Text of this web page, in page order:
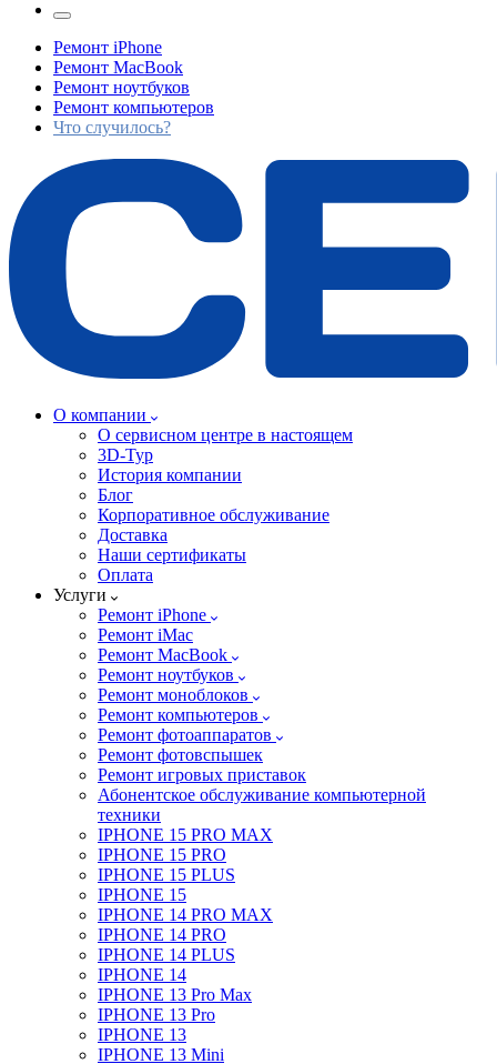
Ремонт iPhone
Ремонт MacBook
Ремонт ноутбуков
Ремонт компьютеров
Что случилось?
О компании
О сервисном центре в настоящем
3D-Тур
История компании
Блог
Корпоративное обслуживание
Доставка
Наши сертификаты
Оплата
Услуги
Ремонт iPhone
Ремонт iMac
Ремонт MacBook
Ремонт ноутбуков
Ремонт моноблоков
Ремонт компьютеров
Ремонт фотоаппаратов
Ремонт фотовспышек
Ремонт игровых приставок
Абонентское обслуживание компьютерной
техники
IPHONE 15 PRO MAX
IPHONE 15 PRO
IPHONE 15 PLUS
IPHONE 15
IPHONE 14 PRO MAX
IPHONE 14 PRO
IPHONE 14 PLUS
IPHONE 14
IPHONE 13 Pro Max
IPHONE 13 Pro
IPHONE 13
IPHONE 13 Mini